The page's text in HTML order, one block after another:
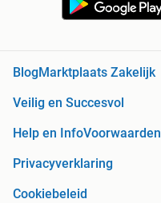
BlogMarktplaats Zakelijk
Veilig en Succesvol
Help en InfoVoorwaarden
Privacyverklaring
Cookiebeleid